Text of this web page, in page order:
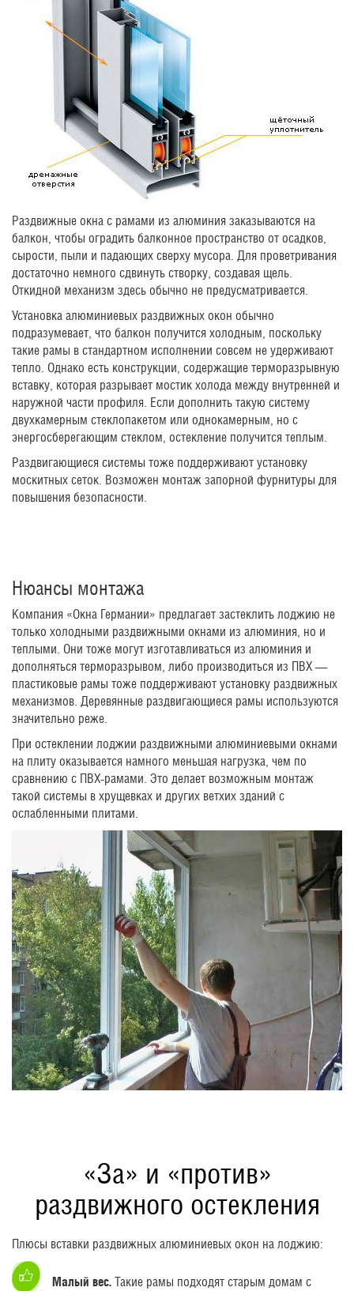
Раздвижные окна с рамами из алюминия заказываются на
балкон, чтобы оградить балконное пространство от осадков,
сырости, пыли и падающих сверху мусора. Для проветривания
достаточно немного сдвинуть створку, создавая щель.
Откидной механизм здесь обычно не предусматривается.
Установка алюминиевых раздвижных окон обычно
подразумевает, что балкон получится холодным, поскольку
такие рамы в стандартном исполнении совсем не удерживают
тепло. Однако есть конструкции, содержащие терморазрывную
вставку, которая разрывает мостик холода между внутренней и
наружной части профиля. Если дополнить такую систему
двухкамерным стеклопакетом или однокамерным, но с
энергосберегающим стеклом, остекление получится теплым.
Раздвигающиеся системы тоже поддерживают установку
москитных сеток. Возможен монтаж запорной фурнитуры для
повышения безопасности.
Нюансы монтажа
Компания «Окна Германии» предлагает застеклить лоджию не
только холодными раздвижными окнами из алюминия, но и
теплыми. Они тоже могут изготавливаться из алюминия и
дополняться терморазрывом, либо производиться из ПВХ —
пластиковые рамы тоже поддерживают установку раздвижных
механизмов. Деревянные раздвигающиеся рамы используются
значительно реже.
При остеклении лоджии раздвижными алюминиевыми окнами
на плиту оказывается намного меньшая нагрузка, чем по
сравнению с ПВХ-рамами. Это делает возможным монтаж
такой системы в хрущевках и других ветхих зданий с
ослабленными плитами.
«За» и «против»
раздвижного остекления
Плюсы вставки раздвижных алюминиевых окон на лоджию:
Малый вес. Такие рамы подходят старым домам с